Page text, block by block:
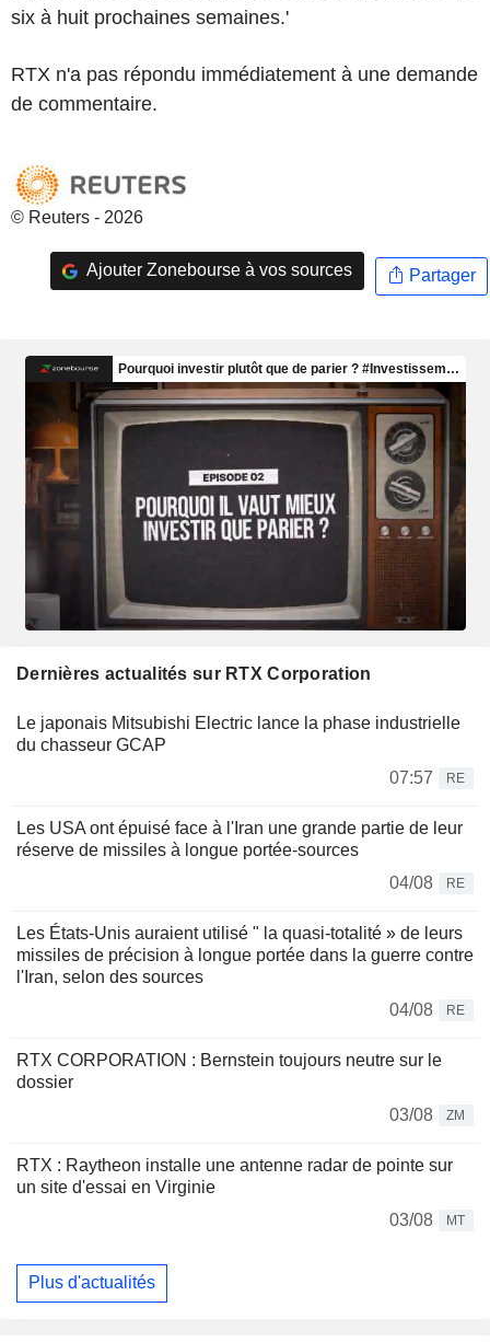
six à huit prochaines semaines.'
RTX n'a pas répondu immédiatement à une demande
de commentaire.
© Reuters - 2026
Ajouter Zonebourse à vos sources Partager
Dernières actualités sur RTX Corporation
Le japonais Mitsubishi Electric lance la phase industrielle
du chasseur GCAP
07:57
RE
Les USA ont épuisé face à l'Iran une grande partie de leur
réserve de missiles à longue portée-sources
04/08
RE
Les États-Unis auraient utilisé " la quasi-totalité » de leurs
missiles de précision à longue portée dans la guerre contre
l'Iran, selon des sources
04/08
RE
RTX CORPORATION : Bernstein toujours neutre sur le
dossier
03/08
ZM
RTX : Raytheon installe une antenne radar de pointe sur
un site d'essai en Virginie
03/08
MT
Plus d'actualités